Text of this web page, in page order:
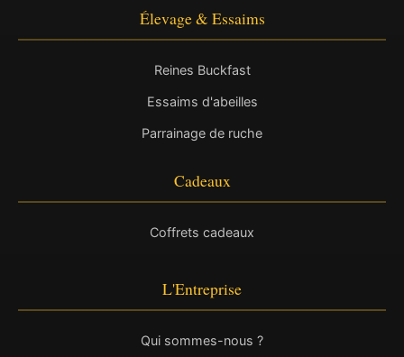
Élevage & Essaims
Reines Buckfast
Essaims d'abeilles
Parrainage de ruche
Cadeaux
Coffrets cadeaux
L'Entreprise
Qui sommes-nous ?